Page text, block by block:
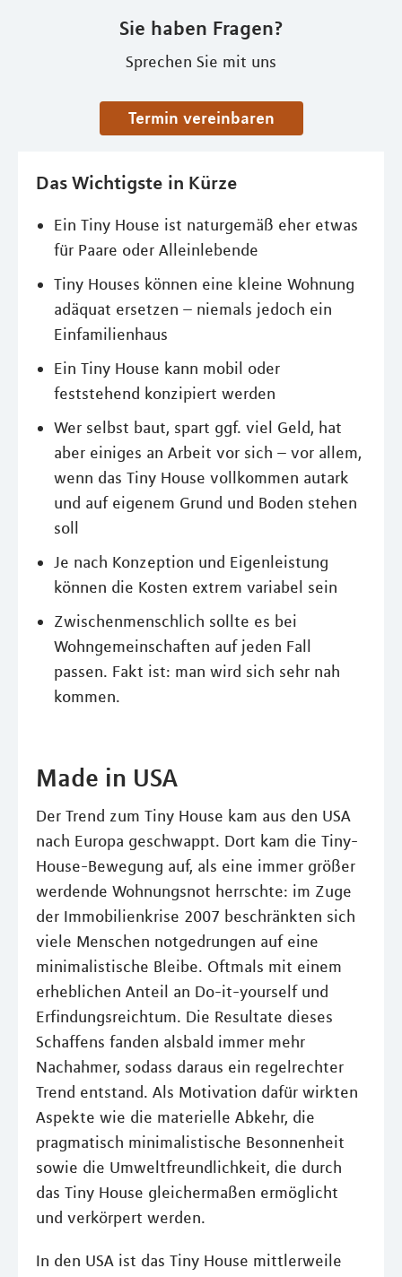
Sie haben Fragen?
Sprechen Sie mit uns
Termin vereinbaren
Das Wichtigste in Kürze
Ein Tiny House ist naturgemäß eher etwas
für Paare oder Alleinlebende
Tiny Houses können eine kleine Wohnung
adäquat ersetzen – niemals jedoch ein
Einfamilienhaus
Ein Tiny House kann mobil oder
feststehend konzipiert werden
Wer selbst baut, spart ggf. viel Geld, hat
aber einiges an Arbeit vor sich – vor allem,
wenn das Tiny House vollkommen autark
und auf eigenem Grund und Boden stehen
soll
Je nach Konzeption und Eigenleistung
können die Kosten extrem variabel sein
Zwischenmenschlich sollte es bei
Wohngemeinschaften auf jeden Fall
passen. Fakt ist: man wird sich sehr nah
kommen.
Made in USA
Der Trend zum Tiny House kam aus den USA
nach Europa geschwappt. Dort kam die Tiny-
House-Bewegung auf, als eine immer größer
werdende Wohnungsnot herrschte: im Zuge
der Immobilienkrise 2007 beschränkten sich
viele Menschen notgedrungen auf eine
minimalistische Bleibe. Oftmals mit einem
erheblichen Anteil an Do-it-yourself und
Erfindungsreichtum. Die Resultate dieses
Schaffens fanden alsbald immer mehr
Nachahmer, sodass daraus ein regelrechter
Trend entstand. Als Motivation dafür wirkten
Aspekte wie die materielle Abkehr, die
pragmatisch minimalistische Besonnenheit
sowie die Umweltfreundlichkeit, die durch
das Tiny House gleichermaßen ermöglicht
und verkörpert werden.
In den USA ist das Tiny House mittlerweile